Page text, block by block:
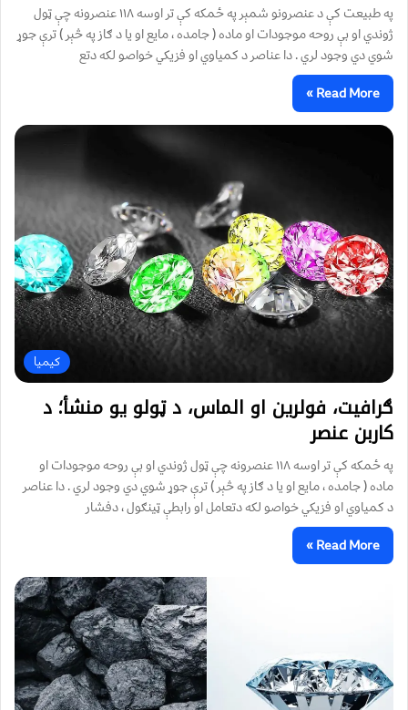
په طبیعت کې د عنصرونو شمېر په ځمکه کې تر اوسه ۱۱۸ عنصرونه چې ټول
ژوندي او بې روحه موجودات او ماده ( جامده ، مایع او يا د ګاز په څېر ) ترې جوړ
شوي دي وجود لري . دا عناصر د کمياوي او فزيکي خواصو لکه دتع
Read More »
کیميا
ګرافیت، فولرین او الماس، د ټولو یو منشأ؛ د
کاربن عنصر
په ځمکه کې تر اوسه ۱۱۸ عنصرونه چې ټول ژوندي او بې روحه موجودات او
ماده ( جامده ، مایع او يا د ګاز په څېر ) ترې جوړ شوي دي وجود لري . دا عناصر
د کمياوي او فزيکي خواصو لکه دتعامل او رابطې ټينګول ، دفشار
Read More »